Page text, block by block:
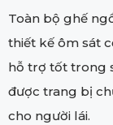
Toàn bộ ghế
thiết kế ôm sát
hỗ trợ tốt trong
được trang bị
cho người lái.